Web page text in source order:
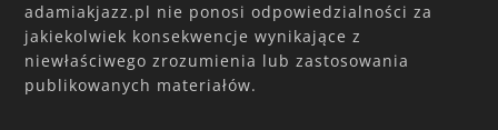
adamiakjazz.pl nie ponosi odpowiedzialności za
jakiekolwiek konsekwencje wynikające z
niewłaściwego zrozumienia lub zastosowania
publikowanych materiałów.